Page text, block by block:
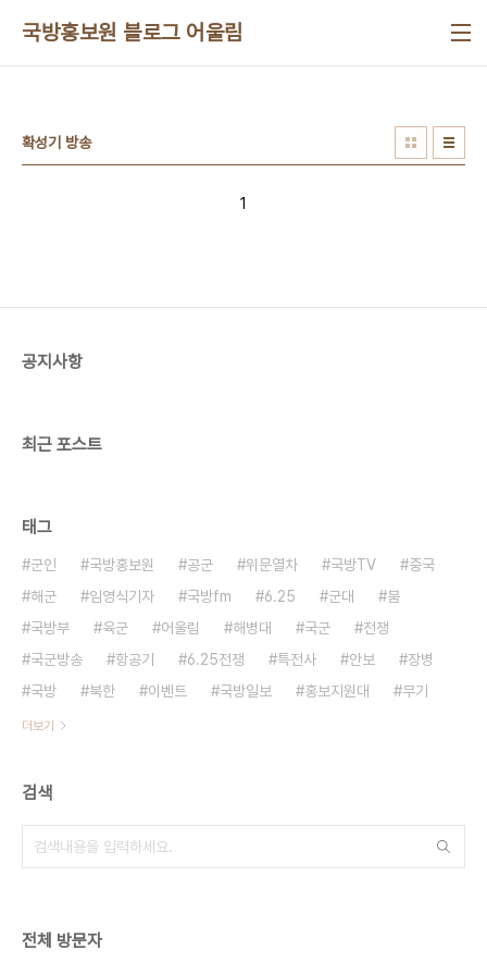
국방홍보원 블로그 어울림
확성기 방송
1
공지사항
최근 포스트
태그
군인 국방홍보원 공군 위문열차 국방TV
중국
해군
임영식기자 국방fm 6.25 군대
붐
국방부
육군 어울림 해병대 국군
전쟁
국군방송
항공기 6.25전쟁 특전사 안보
장병
국방
북한 이벤트 국방일보 홍보지원대 무기
더보기
검색
전체 방문자